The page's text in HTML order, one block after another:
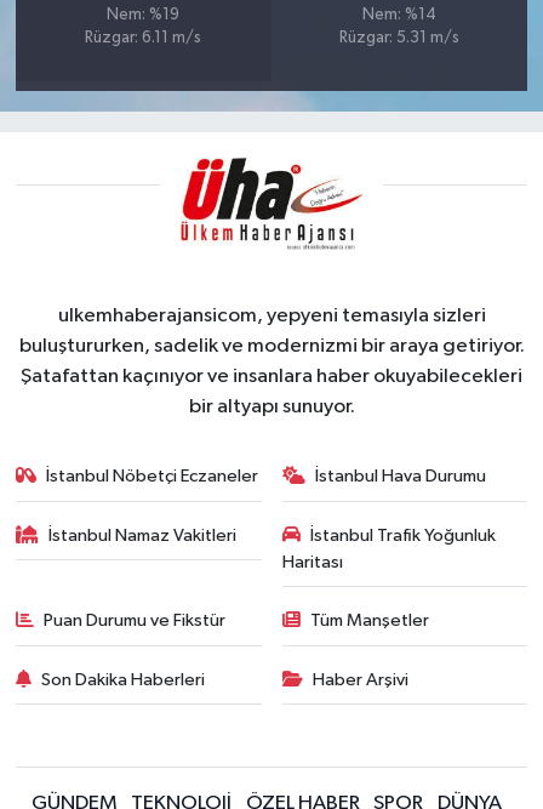
Nem: %19
Rüzgar: 6.11 m/s
Nem: %14
Rüzgar: 5.31 m/s
ulkemhaberajansicom, yepyeni temasıyla sizleri
buluştururken, sadelik ve modernizmi bir araya getiriyor.
Şatafattan kaçınıyor ve insanlara haber okuyabilecekleri
bir altyapı sunuyor.
İstanbul Nöbetçi Eczaneler İstanbul Hava Durumu
İstanbul Namaz Vakitleri
İstanbul Trafik Yoğunluk
Haritası
Puan Durumu ve Fikstür Tüm Manşetler
Son Dakika Haberleri Haber Arşivi
GÜNDEM TEKNOLOJİ ÖZEL HABER SPOR DÜNYA